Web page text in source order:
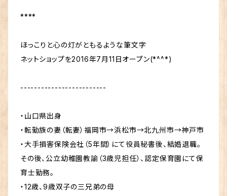
****
ほっこりと心の灯がともるような筆文字
ネットショップを2016年7月11日オープン(*^^*)
-------------------------
・山口県出身
・転勤族の妻（転妻）福岡市→浜松市→北九州市→神戸市
・大手損害保険会社（5年間）にて役員秘書後、結婚退職。
その後、公立幼稚園教諭（3歳児担任）、認定保育園にて保
育士勤務。
・12歳、9歳双子の三兄弟の母